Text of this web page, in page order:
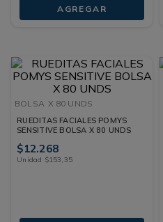
AGREGAR
BOLSA X 80 UNDS
RUEDITAS FACIALES POMYS
SENSITIVE BOLSA X 80 UNDS
$12.268
Unidad $153, 35